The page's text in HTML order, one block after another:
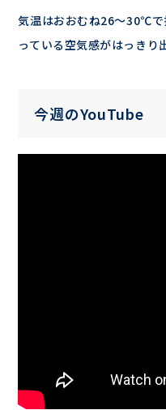
気温はおおむね26〜30℃で
っている空気感がはっきり
今週のYouTube